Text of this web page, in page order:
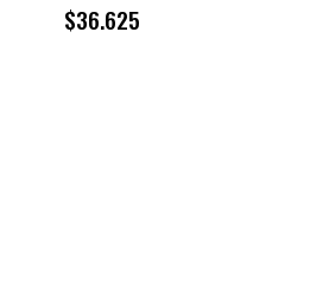
$36.625